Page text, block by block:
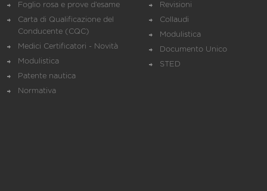
Foglio rosa e prove d’esame
Carta di Qualificazione del
Conducente (CQC)
Medici Certificatori - Novità
Modulistica
Patente nautica
Normativa
Revisioni
Collaudi
Modulistica
Documento Unico
STED